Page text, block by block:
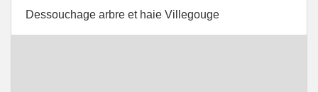
Dessouchage arbre et haie Villegouge